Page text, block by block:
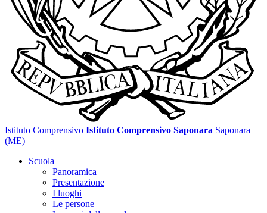
Istituto Comprensivo Istituto Comprensivo Saponara Saponara
(ME)
Scuola
Panoramica
Presentazione
I luoghi
Le persone